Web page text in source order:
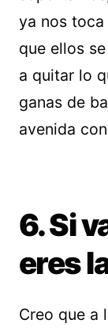
ya nos toca
que ellos
a quitar lo
ganas de
avenida
6. Si
eres
Creo que a